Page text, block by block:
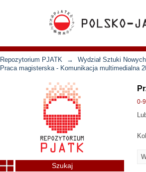
Repozytorium PJATK →
Wydział Sztuki
Praca magisterska - Komunikacja multimedialna
0-9
Szukaj